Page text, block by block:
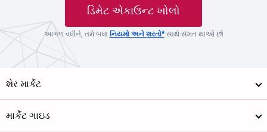
ડિમેટ એકાઉન્ટ ખોલો
આગળ વધીને, તમે બધા નિયમો અને શરતો*સાથે સંમત થાઓ છો
શેર માર્કેટ
માર્કેટ ગાઇડ